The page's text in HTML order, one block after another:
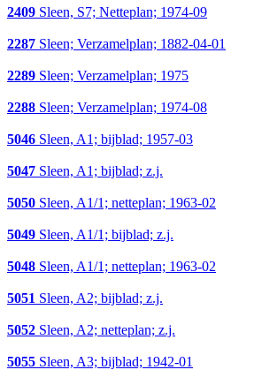
2409 Sleen, S7; Netteplan; 1974-09
2287 Sleen; Verzamelplan; 1882-04-01
2289 Sleen; Verzamelplan; 1975
2288 Sleen; Verzamelplan; 1974-08
5046 Sleen, A1; bijblad; 1957-03
5047 Sleen, A1; bijblad; z.j.
5050 Sleen, A1/1; netteplan; 1963-02
5049 Sleen, A1/1; bijblad; z.j.
5048 Sleen, A1/1; netteplan; 1963-02
5051 Sleen, A2; bijblad; z.j.
5052 Sleen, A2; netteplan; z.j.
5055 Sleen, A3; bijblad; 1942-01